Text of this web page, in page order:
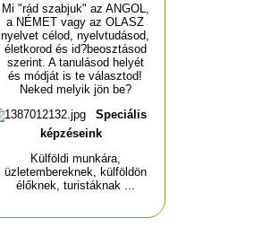
Mi "rád szabjuk" az ANGOL,
a NÉMET vagy az OLASZ
nyelvet célod, nyelvtudásod,
életkorod és id?beosztásod
szerint. A tanulásod helyét
és módját is te választod!
Neked melyik jön be?
Speciális
képzéseink
Külföldi munkára,
üzletembereknek, külföldön
élőknek, turistáknak ...